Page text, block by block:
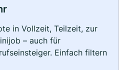
in Vollzeit, Teilzeit, zur
– auch für
Einfach filtern